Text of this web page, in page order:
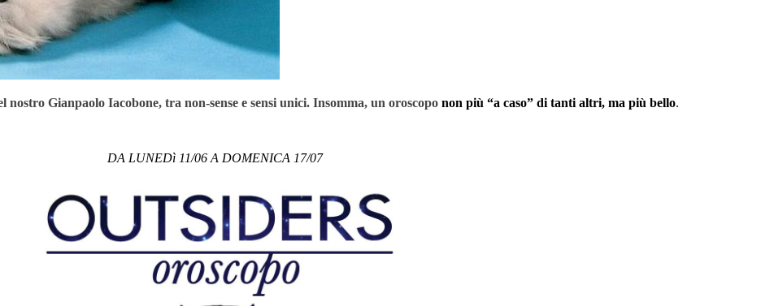
Gianpaolo Iacobone, tra non-sense e sensi unici. Insomma, un oroscopo non più “a caso” di tanti altri, ma più bello.
DA LUNEDì 11/06 A DOMENICA 17/07